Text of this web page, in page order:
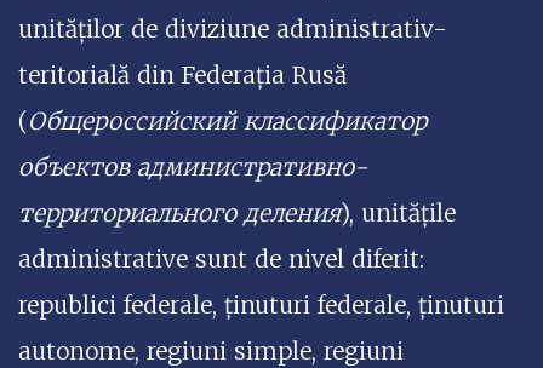
unităților de diviziune administrativ-
teritorială din Federația Rusă
(Общероссийский классификатор
объектов административно-
территориального деления), unitățile
administrative sunt de nivel diferit:
republici federale, ținuturi federale, ținuturi
autonome, regiuni simple, regiuni